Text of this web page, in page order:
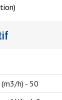
h) - 50